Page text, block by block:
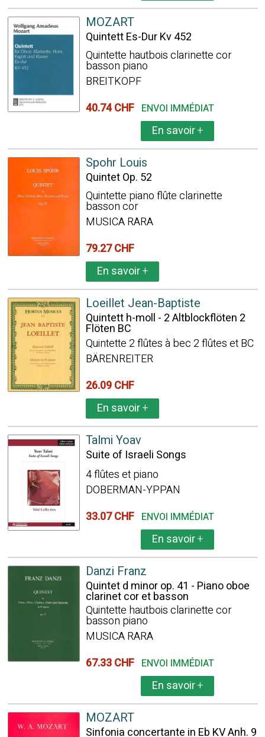
MOZART
Quintett Es-Dur Kv 452
Quintette hautbois clarinette cor
basson piano
BREITKOPF
40.74 CHF ENVOI IMMÉDIAT
En savoir+
Spohr Louis
Quintet Op. 52
Quintette piano flûte clarinette
basson cor
MUSICA RARA
79.27 CHF
En savoir+
Loeillet Jean-Baptiste
Quintett h-moll - 2 Altblockflöten 2
Flöten BC
Quintette 2 flûtes à bec 2 flûtes et BC
BÄRENREITER
26.09 CHF
En savoir+
Talmi Yoav
Suite of Israeli Songs
4 flûtes et piano
DOBERMAN-YPPAN
33.07 CHF ENVOI IMMÉDIAT
En savoir+
Danzi Franz
Quintet d minor op. 41 - Piano oboe
clarinet cor et basson
Quintette hautbois clarinette cor
basson piano
MUSICA RARA
67.33 CHF ENVOI IMMÉDIAT
En savoir+
MOZART
Sinfonia concertante in Eb KV Anh. 9